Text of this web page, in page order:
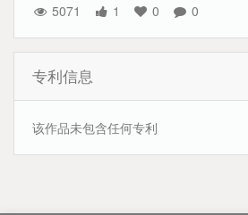
5071 1 0 0
专利信息
该作品未包含任何专利